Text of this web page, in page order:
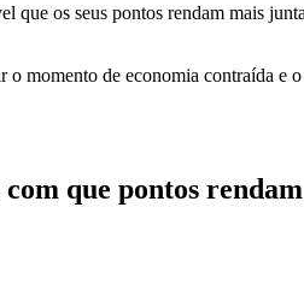
os seus pontos rendam mais
o momento de economia contraída
que pontos